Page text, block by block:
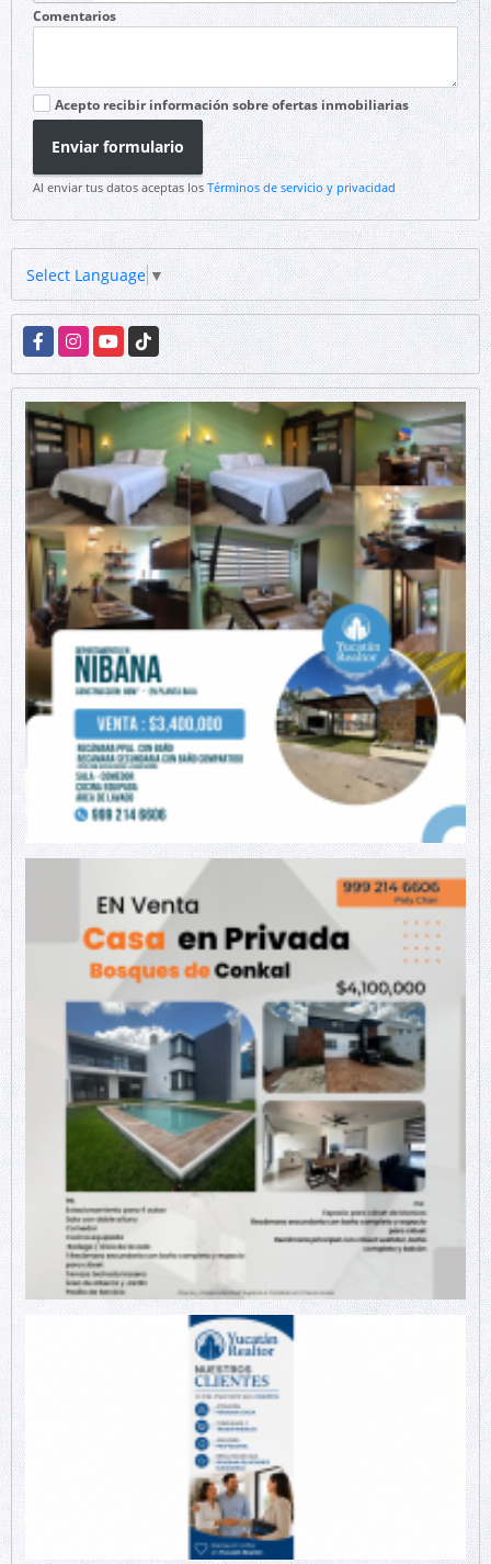
Comentarios
Acepto recibir información sobre ofertas inmobiliarias
Enviar formulario
Al enviar tus datos aceptas los Términos de servicio y privacidad
Select Language▼
FacebookInstagramYouTubeTikTok